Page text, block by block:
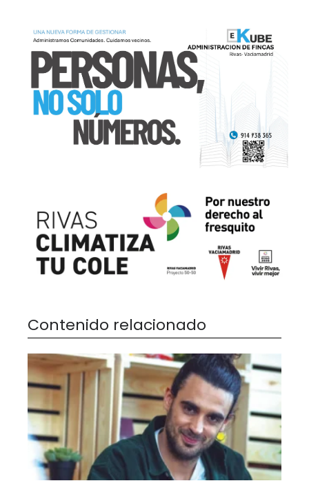
Contenido relacionado